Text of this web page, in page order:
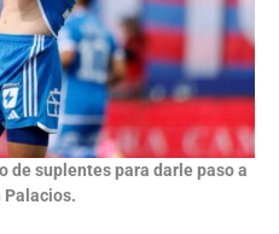
de suplentes para darle paso a